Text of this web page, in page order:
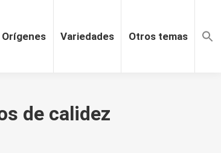
Orígenes Variedades Otros temas
de calidez